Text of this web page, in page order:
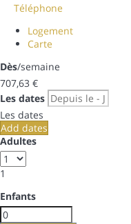
Téléphone
Logement
Carte
Dès/semaine
707,63 €
Les dates
Les dates
Add dates
Adultes
1
Enfants